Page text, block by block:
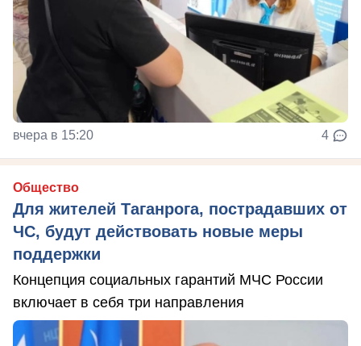
вчера в 15:20 4
Общество
Для жителей Таганрога, пострадавших от
ЧС, будут действовать новые меры
поддержки
Концепция социальных гарантий МЧС России
включает в себя три направления